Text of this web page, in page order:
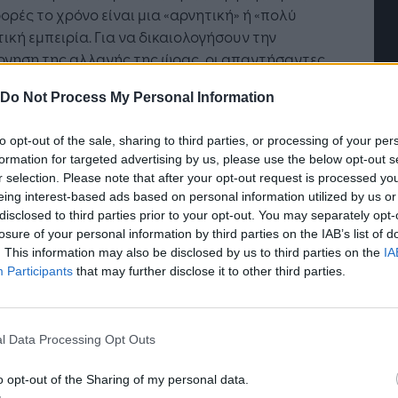
Do Not Process My Personal Information
opt-out of the sale, sharing to third parties, or processing of your
for targeted advertising by us, please use the below opt-out
selection. Please note that after your opt-out request is processed
interest-based ads based on personal information utilized by us
to third parties prior to your opt-out. You may separately
of your personal information by third parties on the IAB’s list of
This information may also be disclosed by us to third parties on the
Participants that may further disclose it to other third parties.
Data Processing Opt Outs
opt-out of the Sharing of my personal data.
το χρόνο είναι μια «αρνητική» ή «πολύ
εμπειρία. Για να δικαιολογήσουν την
της αλλαγής της ώρας, οι απαντήσαντες
στην υγεία, την αύξηση των οδικών
της Ευρωπαϊκής Επιτροπής, κ. Γιούνκερ,
το ζήτημα της θερινής ώρας στην πολιτική
ως μέρος της δέσμευσής του να δίνεται
σημασία στα σημαντικά θέματα και τα
μέλη να είναι ελεύθερα να λαμβάνουν
όταν βρίσκονται σε καλύτερη θέση να το
Επιτροπή στο πλαίσιο της εν εξελίξει
της ώρας στην Ευρώπη. Αποτελεί, επίσης,
Η Τεχνητή Νοημοσύνη: το νέο
λειτουργικό σύστημα της
επιχείρησης